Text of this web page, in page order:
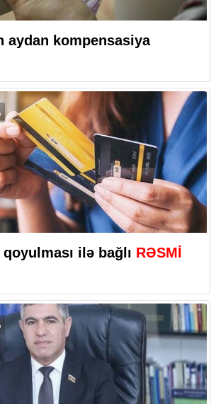
aydan kompensasiya
ilə bağlı RƏSMİ